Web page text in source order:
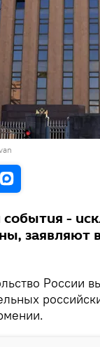
-
заявляют
России